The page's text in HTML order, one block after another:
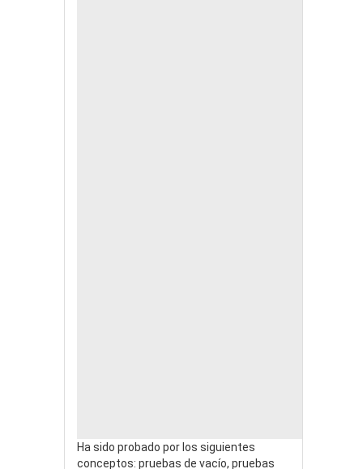
Ha sido probado por los siguientes
conceptos: pruebas de vacío, pruebas